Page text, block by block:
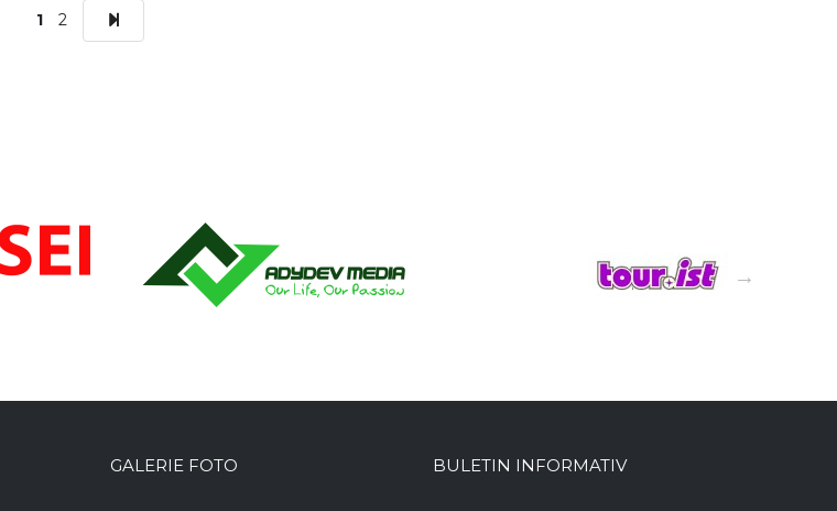
1 2
GALERIE FOTO BULETIN INFORMATIV